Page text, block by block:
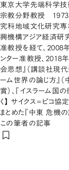
東京大学先端科学技
宗教分野教授 1973
究科地域文化研究
興機構アジア経済研
准教授を経て、2008
ンター准教授、2018
会思想』（講談社現
ーム世界の論じ方』
賞）、『イスラーム国
く】 サイクス=ピコ
まとめた『中東 危機
この筆者の記事